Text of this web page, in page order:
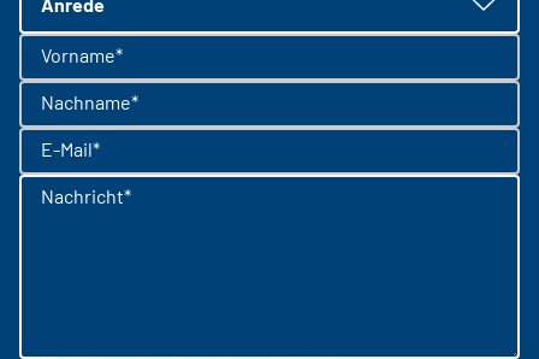
Anrede
Vorname*
Nachname*
E-Mail*
Nachricht*